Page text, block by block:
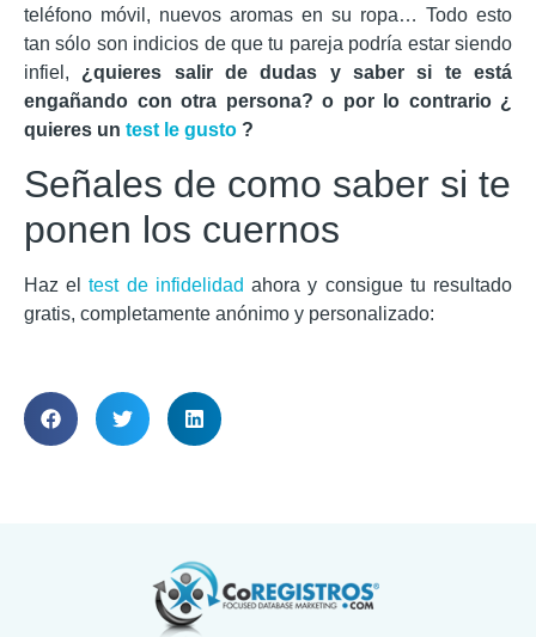
teléfono móvil, nuevos aromas en su ropa… Todo esto
tan sólo son indicios de que tu pareja podría estar siendo
infiel, ¿quieres salir de dudas y saber si te está
engañando con otra persona? o por lo contrario ¿
quieres un test le gusto ?
Señales de como saber si te
ponen los cuernos
Haz eltest de infidelidad ahora y consigue tu resultado
gratis, completamente anónimo y personalizado: